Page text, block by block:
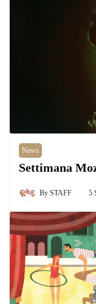
News
Settimana
By STAFF 5